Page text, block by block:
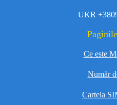
UKR
Ce este
Număr
Cartela